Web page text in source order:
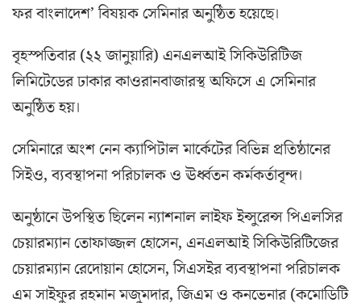
ফর বাংলাদেশ’ বিষয়ক সেমিনার অনুষ্ঠিত হয়েছে।
বৃহস্পতিবার (২২ জানুয়ারি) এনএলআই সিকিউরিটিজ
লিমিটেডের ঢাকার কাওরানবাজারস্থ অফিসে এ সেমিনার
অনুষ্ঠিত হয়।
সেমিনারে অংশ নেন ক্যাপিটাল মার্কেটের বিভিন্ন প্রতিষ্ঠানের
সিইও, ব্যবস্থাপনা পরিচালক ও ঊর্ধ্বতন কর্মকর্তাবৃন্দ।
অনুষ্ঠানে উপস্থিত ছিলেন ন্যাশনাল লাইফ ইন্সুরেন্স পিএলসির
চেয়ারম্যান তোফাজ্জল হোসেন, এনএলআই সিকিউরিটিজের
চেয়ারম্যান রেদোয়ান হোসেন, সিএসইর ব্যবস্থাপনা পরিচালক
এম সাইফুর রহমান মজুমদার, জিএম ও কনভেনার (কমোডিটি